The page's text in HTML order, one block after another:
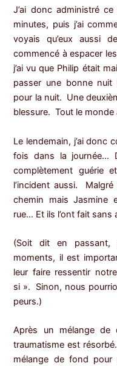
J’ai donc administré
minutes, puis j’ai
voyais qu’eux aussi
commencé à espacer
j’ai vu que Philip était
passer une bonne
pour la nuit. Une
blessure. Tout le
Le lendemain, j’ai donc
fois dans la journée…
complètement guérie
l’incident aussi.
chemin mais Jasmine
rue… Et ils l’ont fait sans
(Soit dit en passant,
moments, il est
leur faire ressentir
si ». Sinon, nous
peurs.)
Après un mélange de
traumatisme est
mélange de fond pour